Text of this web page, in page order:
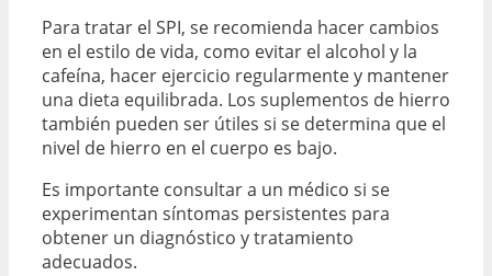
Para tratar el SPI, se recomienda hacer cambios
en el estilo de vida, como evitar el alcohol y la
cafeína, hacer ejercicio regularmente y mantener
una dieta equilibrada. Los suplementos de hierro
también pueden ser útiles si se determina que el
nivel de hierro en el cuerpo es bajo.
Es importante consultar a un médico si se
experimentan síntomas persistentes para
obtener un diagnóstico y tratamiento
adecuados.